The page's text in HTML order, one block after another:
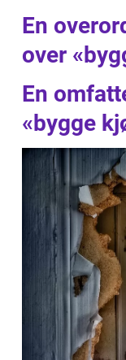
En
over
En
«bygge